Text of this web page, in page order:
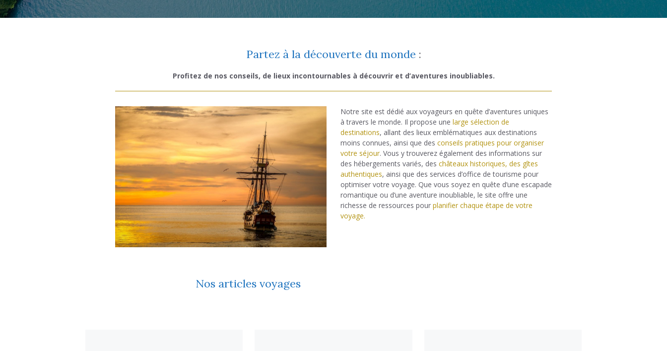
Partez à la découverte du monde :
Profitez de nos conseils, de lieux incontournables à découvrir et d’aventures inoubliables.
Notre site est dédié aux voyageurs en quête d’aventures uniques
à travers le monde. Il propose une large sélection de
destinations, allant des lieux emblématiques aux destinations
moins connues, ainsi que des conseils pratiques pour organiser
votre séjour. Vous y trouverez également des informations sur
des hébergements variés, des châteaux historiques, des gîtes
authentiques, ainsi que des services d’office de tourisme pour
optimiser votre voyage. Que vous soyez en quête d’une escapade
romantique ou d’une aventure inoubliable, le site offre une
richesse de ressources pour planifier chaque étape de votre
voyage.
Nos articles voyages